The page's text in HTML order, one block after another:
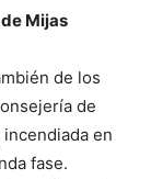
Mijas
de los
de
en
fase.